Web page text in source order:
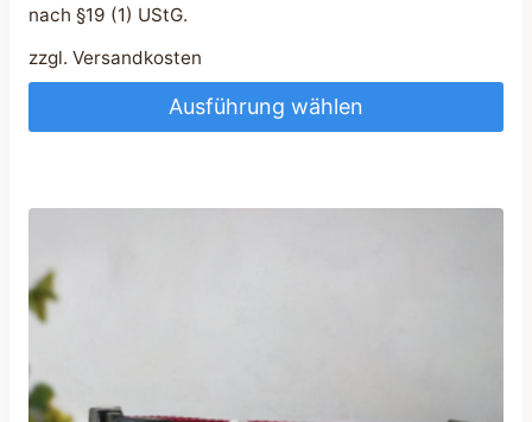
nach §19 (1) UStG.
zzgl. Versandkosten
Ausführung wählen
weist
Varianten
auf.
Optionen
können